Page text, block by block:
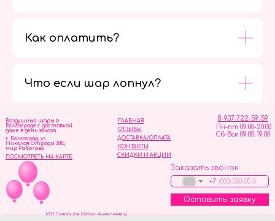
Как оплатить?
Что если шар лопнул?
ОТЗЫВЫ
ГЛАВНАЯ
ДОСТАВКА/ОПЛАТА
СКИДКИ И АКЦИИ
КОНТАКТЫ
8-937-722-59-59
Пн-пт 09:00-20:00
Сб-Вск 09:00-19:00
Воздушные шары в
Волгограде с доставкой
даже в день заказа
Заказать звонок
+7
Оставить заявку
г. Волгоград, ул.
Николая Отрады 20Б,
мир Рыболова
ПОСМОТРЕТЬ НА КАРТЕ
ИП Скворцов Игорь Алексеевич